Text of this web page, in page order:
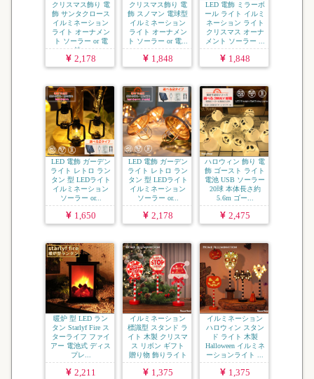
クリスマス飾り 電
飾 サンタクロース
イルミネーション
ライト オーナメン
ト ソーラー or 電
池...
2,178
クリスマス飾り 電
飾 スノマン 電球型
イルミネーション
ライト オーナメン
ト ソーラー or 電...
1,848
LED 電飾 ミラーボ
ール ライト イルミ
ネーション ライト
クリスマス オーナ
メント ソーラー ...
1,848
LED 電飾 ガーデン
ライト レトロ ラン
タン 型 LEDライト
イルミネーション
ソーラー or...
1,650
LED 電飾 ガーデン
ライト レトロ ラン
タン 型 LEDライト
イルミネーション
ソーラー or...
2,178
ハロウィン 飾り 電
飾 ゴースト ライト
電池 USB ソーラー
20球 本体長さ約
5.6m ゴー...
2,475
暖炉 型 LED ラン
タン Starlyf Fire ス
ターライフ ファイ
アー 電池式 ディス
プレ...
2,211
イルミネーション
標識型 スタンド ラ
イト 木製 クリスマ
ス リボン ギフト
贈り物 飾りライト
...
1,375
イルミネーション
ハロウィン スタン
ド ライト 木製
Halloween イルミネ
ーションライト ...
1,375